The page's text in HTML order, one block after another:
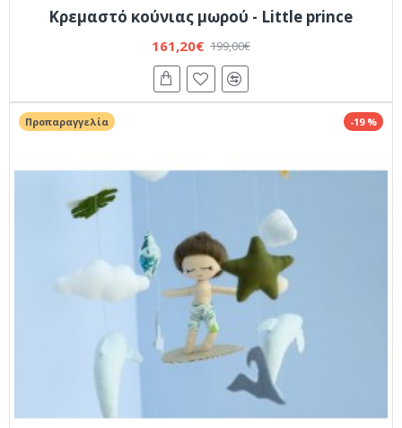
Κρεμαστό κούνιας μωρού - Little prince
161,20€ 199,00€
-19 %
Προπαραγγελία